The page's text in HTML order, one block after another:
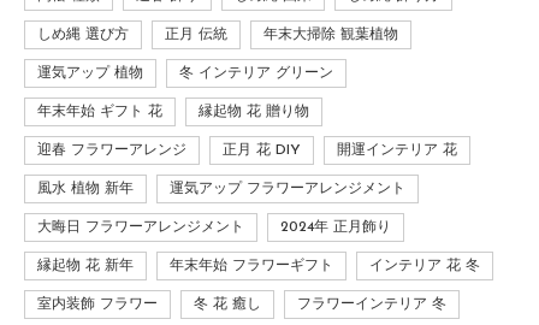
しめ縄 選び方 正月 伝統 年末大掃除 観葉植物
運気アップ 植物 冬 インテリア グリーン
年末年始 ギフト 花 縁起物 花 贈り物
迎春 フラワーアレンジ 正月 花 DIY 開運インテリア 花
風水 植物 新年 運気アップ フラワーアレンジメント
大晦日 フラワーアレンジメント 2024年 正月飾り
縁起物 花 新年 年末年始 フラワーギフト インテリア 花 冬
室内装飾 フラワー 冬 花 癒し フラワーインテリア 冬